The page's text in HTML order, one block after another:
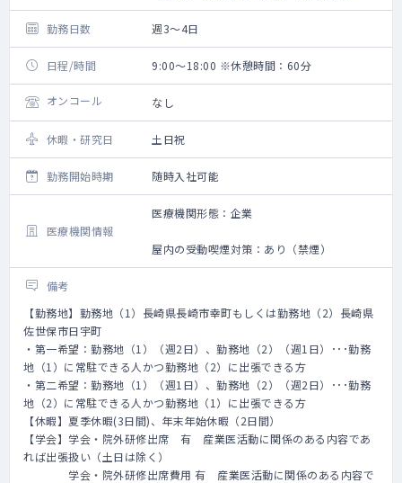
勤務日数 週3～4日
日程/時間 9:00～18:00 ※休憩時間：60分
オンコール なし
休暇・研究日 土日祝
勤務開始時期 随時入社可能
医療機関情報
医療機関形態：企業
屋内の受動喫煙対策：あり（禁煙）
備考
【勤務地】勤務地（1）長崎県長崎市幸町もしくは勤務地（2）長崎県
佐世保市日宇町
・第一希望：勤務地（1）（週2日）、勤務地（2）（週1日）･･･勤務
地（1）に常駐できる人かつ勤務地（2）に出張できる方
・第二希望：勤務地（1）（週1日）、勤務地（2）（週2日）･･･勤務
地（2）に常駐できる人かつ勤務地（1）に出張できる方
【休暇】夏季休暇(3日間)、年末年始休暇（2日間）
【学会】学会・院外研修出席 有 産業医活動に関係のある内容であ
れば出張扱い（土日は除く）
学会・院外研修出席費用 有 産業医活動に関係のある内容で